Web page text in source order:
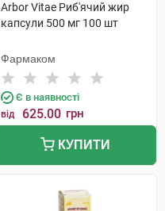
Arbor Vitae Риб'ячий жир
капсули 500 мг 100 шт
Фармаком
Є в наявності
від 625.00 грн
КУПИТИ